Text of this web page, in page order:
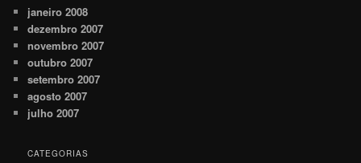
janeiro 2008
dezembro 2007
novembro 2007
outubro 2007
setembro 2007
agosto 2007
julho 2007
CATEGORIAS